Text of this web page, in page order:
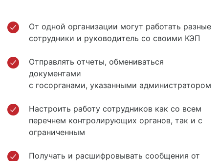
От одной организации могут работать разные
сотрудники и руководитель со своими КЭП
Отправлять отчеты, обмениваться
документами
с госорганами, указанными администратором
Настроить работу сотрудников как со всем
перечнем контролирующих органов, так и с
ограниченным
Получать и расшифровывать сообщения от